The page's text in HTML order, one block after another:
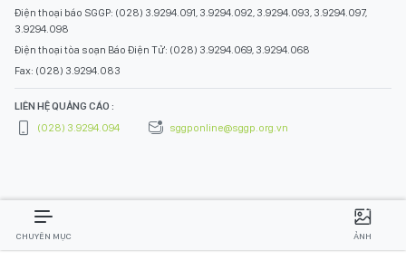
Điện thoại báo SGGP: (028) 3.9294.091, 3.9294.092, 3.9294.093, 3.9294.097,
3.9294.098
Điện thoại tòa soạn Báo Điện Tử: (028) 3.9294.069, 3.9294.068
Fax: (028) 3.9294.083
LIÊN HỆ QUẢNG CÁO :
(028) 3.9294.094
sggponline@sggp.org.vn
CHUYÊN MỤC ẢNH